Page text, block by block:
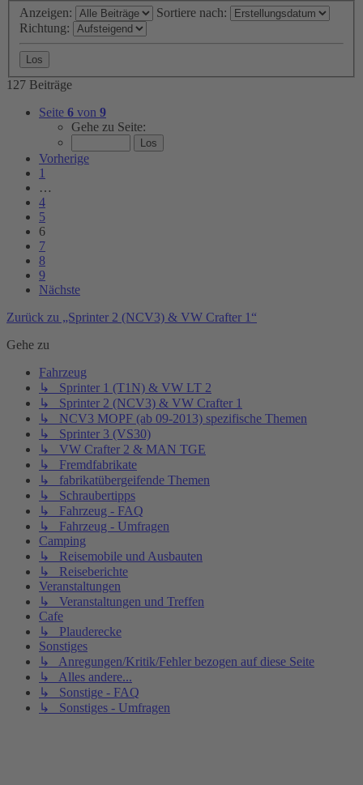
Anzeigen:
Sortiere nach:
Richtung:
127 Beiträge
Seite 6 von 9
Gehe zu Seite:
Vorherige
1
…
4
5
6
7
8
9
Nächste
Zurück zu „Sprinter 2 (NCV3) & VW Crafter 1“
Gehe zu
Fahrzeug
↳ Sprinter 1 (T1N) & VW LT 2
↳ Sprinter 2 (NCV3) & VW Crafter 1
↳ NCV3 MOPF (ab 09-2013) spezifische Themen
↳ Sprinter 3 (VS30)
↳ VW Crafter 2 & MAN TGE
↳ Fremdfabrikate
↳ fabrikatübergeifende Themen
↳ Schraubertipps
↳ Fahrzeug - FAQ
↳ Fahrzeug - Umfragen
Camping
↳ Reisemobile und Ausbauten
↳ Reiseberichte
Veranstaltungen
↳ Veranstaltungen und Treffen
Cafe
↳ Plauderecke
Sonstiges
↳ Anregungen/Kritik/Fehler bezogen auf diese Seite
↳ Alles andere...
↳ Sonstige - FAQ
↳ Sonstiges - Umfragen